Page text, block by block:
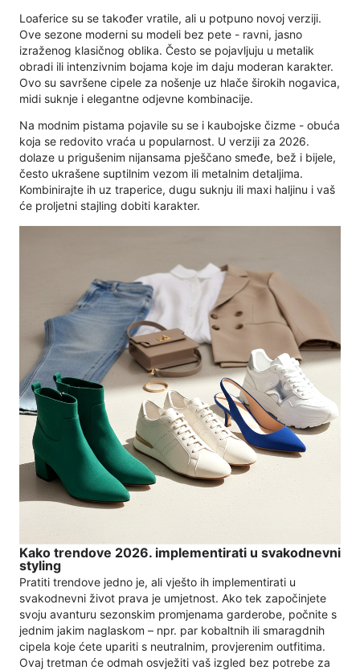
Loaferice su se također vratile, ali u potpuno novoj verziji.
Ove sezone moderni su modeli bez pete - ravni, jasno
izraženog klasičnog oblika. Često se pojavljuju u metalik
obradi ili intenzivnim bojama koje im daju moderan karakter.
Ovo su savršene cipele za nošenje uz hlače širokih nogavica,
midi suknje i elegantne odjevne kombinacije.
Na modnim pistama pojavile su se i kaubojske čizme - obuća
koja se redovito vraća u popularnost. U verziji za 2026.
dolaze u prigušenim nijansama pješčano smeđe, bež i bijele,
često ukrašene suptilnim vezom ili metalnim detaljima.
Kombinirajte ih uz traperice, dugu suknju ili maxi haljinu i vaš
će proljetni stajling dobiti karakter.
Kako trendove 2026. implementirati u svakodnevni
styling
Pratiti trendove jedno je, ali vješto ih implementirati u
svakodnevni život prava je umjetnost. Ako tek započinjete
svoju avanturu sezonskim promjenama garderobe, počnite s
jednim jakim naglaskom – npr. par kobaltnih ili smaragdnih
cipela koje ćete upariti s neutralnim, provjerenim outfitima.
Ovaj tretman će odmah osvježiti vaš izgled bez potrebe za